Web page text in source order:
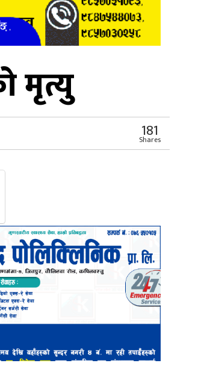
मृत्यु
181
Shares